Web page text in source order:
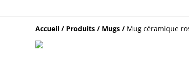
Accueil / Produits / Mugs / Mug céramique